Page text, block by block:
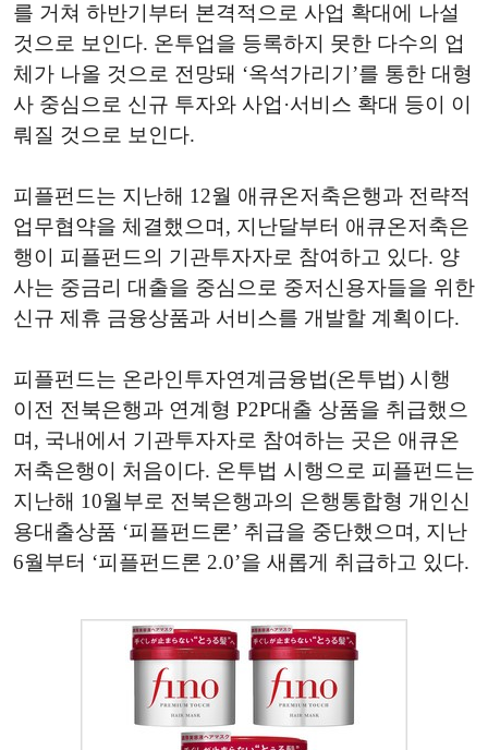
를 거쳐 하반기부터 본격적으로 사업 확대에 나설
것으로 보인다. 온투업을 등록하지 못한 다수의 업
체가 나올 것으로 전망돼 ‘옥석가리기’를 통한 대형
사 중심으로 신규 투자와 사업·서비스 확대 등이 이
뤄질 것으로 보인다.
피플펀드는 지난해 12월 애큐온저축은행과 전략적
업무협약을 체결했으며, 지난달부터 애큐온저축은
행이 피플펀드의 기관투자자로 참여하고 있다. 양
사는 중금리 대출을 중심으로 중저신용자들을 위한
신규 제휴 금융상품과 서비스를 개발할 계획이다.
피플펀드는 온라인투자연계금융법(온투법) 시행
이전 전북은행과 연계형 P2P대출 상품을 취급했으
며, 국내에서 기관투자자로 참여하는 곳은 애큐온
저축은행이 처음이다. 온투법 시행으로 피플펀드는
지난해 10월부로 전북은행과의 은행통합형 개인신
용대출상품 ‘피플펀드론’ 취급을 중단했으며, 지난
6월부터 ‘피플펀드론 2.0’을 새롭게 취급하고 있다.